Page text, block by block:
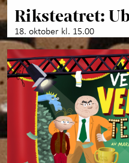
Riksteatret:
18. oktober kl. 15.00